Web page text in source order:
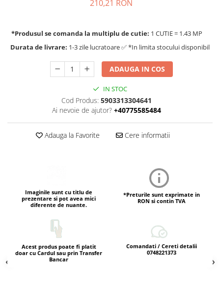
210,21 RON
*Produsul se comanda la multiplu de cutie: 1 CUTIE = 1.43 MP
Durata de livrare: 1-3 zile lucratoare ✅ *In limita stocului disponibil
ADAUGA IN COS
IN STOC
Cod Produs: 5903313304641
Ai nevoie de ajutor? +40775585484
Adauga la Favorite Cere informatii
Imaginile sunt cu titlu de
prezentare si pot avea mici
diferente de nuante.
*Preturile sunt exprimate in
RON si contin TVA
Acest produs poate fi platit
doar cu Cardul sau prin Transfer
Bancar
Comandati / Cereti detalii
0748221373